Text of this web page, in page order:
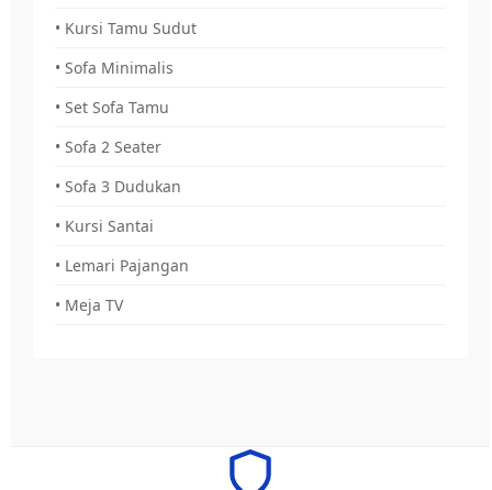
• Kursi Tamu Sudut
• Sofa Minimalis
• Set Sofa Tamu
• Sofa 2 Seater
• Sofa 3 Dudukan
• Kursi Santai
• Lemari Pajangan
• Meja TV